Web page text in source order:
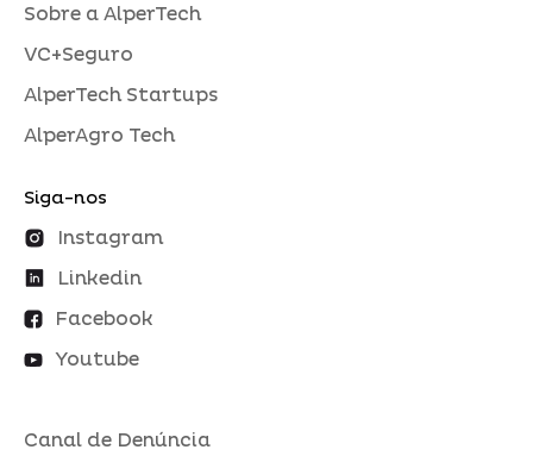
Sobre a AlperTech
VC+Seguro
AlperTech Startups
AlperAgro Tech
Siga-nos
Instagram
Linkedin
Facebook
Youtube
Canal de Denúncia